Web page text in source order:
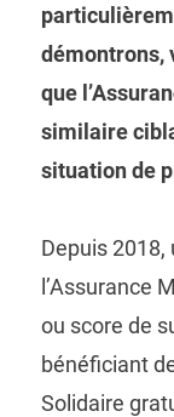
démontrons,
que
similaire
situation de
Depuis
l’Assurance
ou score de
bénéficiant
Solidaire